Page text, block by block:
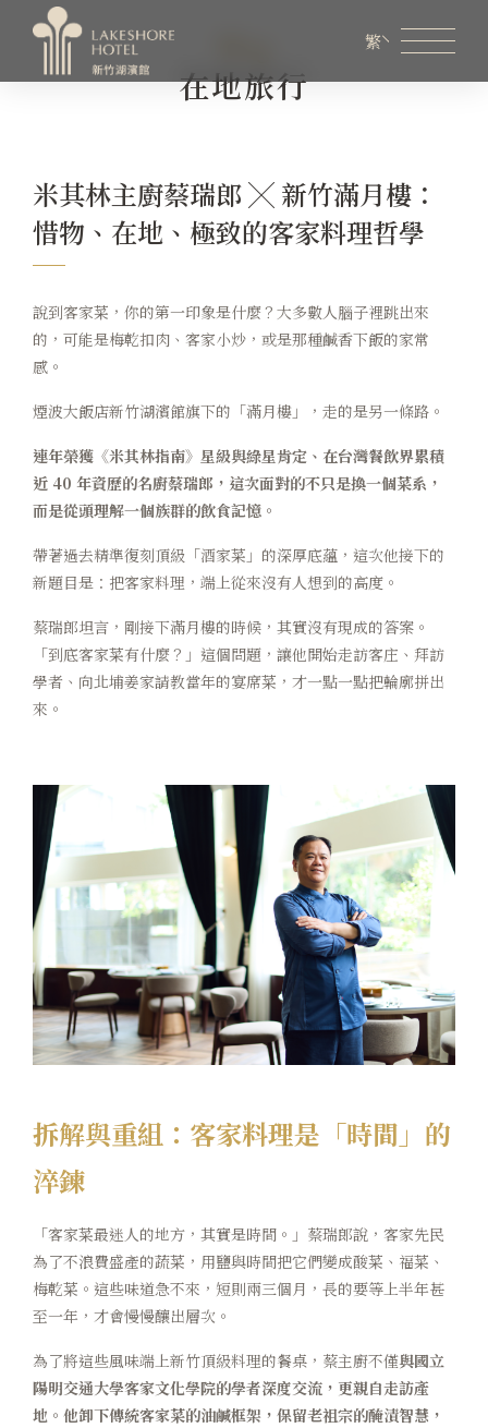
繁
在地旅行
米其林主廚蔡瑞郎 ╳ 新竹滿月樓：
惜物、在地、極致的客家料理哲學
說到客家菜，你的第一印象是什麼？大多數人腦子裡跳出來
的，可能是梅乾扣肉、客家小炒，或是那種鹹香下飯的家常
感。
煙波大飯店新竹湖濱館旗下的「滿月樓」，走的是另一條路。
連年榮獲《米其林指南》星級與綠星肯定、在台灣餐飲界累積
近 40 年資歷的名廚蔡瑞郎，這次面對的不只是換一個菜系，
而是從頭理解一個族群的飲食記憶。
帶著過去精準復刻頂級「酒家菜」的深厚底蘊，這次他接下的
新題目是：把客家料理，端上從來沒有人想到的高度。
蔡瑞郎坦言，剛接下滿月樓的時候，其實沒有現成的答案。
「到底客家菜有什麼？」這個問題，讓他開始走訪客庄、拜訪
學者、向北埔姜家請教當年的宴席菜，才一點一點把輪廓拼出
來。
拆解與重組：客家料理是「時間」的
淬鍊
「客家菜最迷人的地方，其實是時間。」蔡瑞郎說，客家先民
為了不浪費盛產的蔬菜，用鹽與時間把它們變成酸菜、福菜、
梅乾菜。這些味道急不來，短則兩三個月，長的要等上半年甚
至一年，才會慢慢釀出層次。
為了將這些風味端上新竹頂級料理的餐桌，蔡主廚不僅與國立
陽明交通大學客家文化學院的學者深度交流，更親自走訪產
地。他卸下傳統客家菜的油鹹框架，保留老祖宗的醃漬智慧，
關於煙波
客房資訊
餐飲美饌
婚宴會議
新訊優惠
設施服務
卡樂次元
煙波早午餐
在地旅行
永續專區
聯絡我們
煙波顧客評論